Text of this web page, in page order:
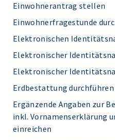
Einwohnerantrag stellen
Einwohnerfragestunde
Elektronischen
Elektronischer
Elektronischer
Erdbestattung durchführen
Ergänzende Angaben zur
inkl. Vornamenserklärung
einreichen